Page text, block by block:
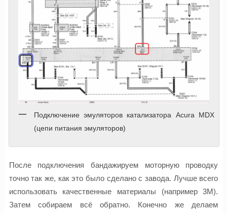
Подключение эмуляторов катализатора Acura MDX
(цепи питания эмуляторов)
После подключения бандажируем моторную проводку
точно так же, как это было сделано с завода. Лучше всего
использовать качественные материалы (например 3M).
Затем собираем всё обратно. Конечно же делаем